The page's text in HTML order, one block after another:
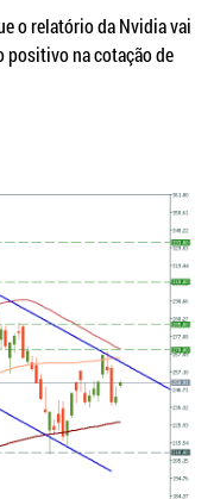
o relatório da Nvidia vai
positivo na cotação de